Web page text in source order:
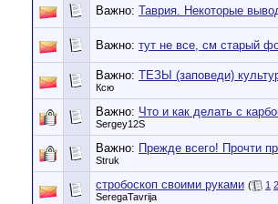
Важно: Таврия. Некоторые
Важно: тут не все, см старый
Важно: ТЕЗЫ (заповеди)
Ксю
Важно: Что и как делать с
Sergey12S
Важно: Прежде всего! Прочти
Struk
стробоскоп своими руками ( 1 2
SeregaTavrija